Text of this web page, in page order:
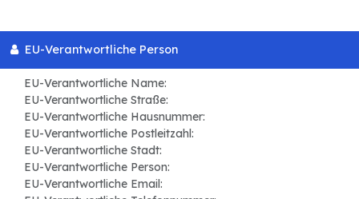
EU-Verantwortliche Person
EU-Verantwortliche Name:
EU-Verantwortliche Straße:
EU-Verantwortliche Hausnummer:
EU-Verantwortliche Postleitzahl:
EU-Verantwortliche Stadt:
EU-Verantwortliche Person:
EU-Verantwortliche Email: